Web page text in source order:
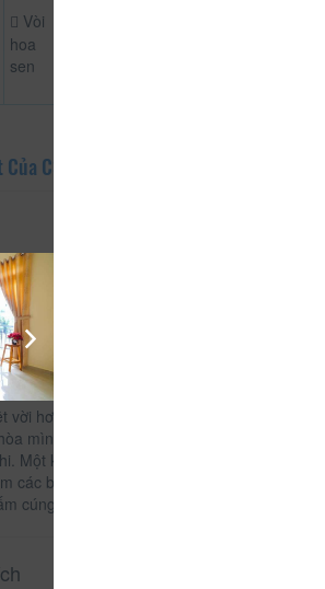
Vòi
hoa
sen
CSLT Dacia
tại 31Nguyễn Công Trứ, phường 2, thành
bạn, gia đình muốn đến Đà Lạt để
riêng tư , yên tĩnh và trong lành nhé.
có không gian sinh hoạt.
nấu ăn , bếp nấu , bàn ăn dài rộng .
chìa khoá cho khách.
vời hơn nếu bạn được ở trong một môi
mình với thiên nhiên. phòng vô cùng
Một không gian sân vườn lãng mạn,
các bạn có thể tổ chức những buổi ăn
cúng